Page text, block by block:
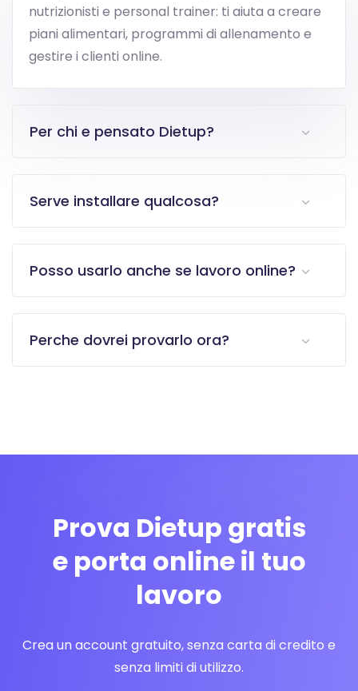
nutrizionisti e personal trainer: ti aiuta a creare
piani alimentari, programmi di allenamento e
gestire i clienti online.
Per chi e pensato Dietup?
Serve installare qualcosa?
Posso usarlo anche se lavoro online?
Perche dovrei provarlo ora?
Prova Dietup gratis
e porta online il tuo
lavoro
Crea un account gratuito, senza carta di credito e
senza limiti di utilizzo.